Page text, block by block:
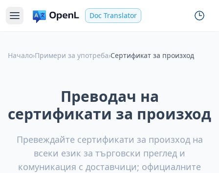
Doc Translator
Начало›Примери за употреба›Сертификат за произход
Преводач на
сертификати за произход
Превеждайте сертификати за произход на
всеки език за търговски преглед и
комуникация с доставчици; официалните